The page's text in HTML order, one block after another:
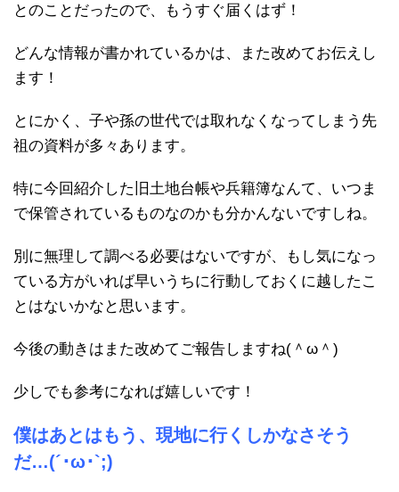
とのことだったので、もうすぐ届くはず！
どんな情報が書かれているかは、また改めてお伝えし
ます！
とにかく、子や孫の世代では取れなくなってしまう先
祖の資料が多々あります。
特に今回紹介した旧土地台帳や兵籍簿なんて、いつま
で保管されているものなのかも分かんないですしね。
別に無理して調べる必要はないですが、もし気になっ
ている方がいれば早いうちに行動しておくに越したこ
とはないかなと思います。
今後の動きはまた改めてご報告しますね(＾ω＾)
少しでも参考になれば嬉しいです！
僕はあとはもう、現地に行くしかなさそう
だ…(´･ω･`;)